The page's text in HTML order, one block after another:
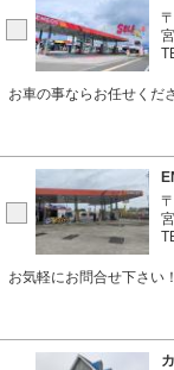
お車の事ならお任せくだ
お気軽にお問合せ下さい！